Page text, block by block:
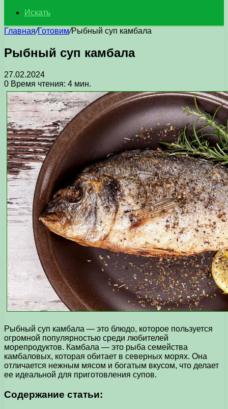
Искать
Главная/Готовим/Рыбный суп камбала
Рыбный суп камбала
27.02.2024
0 Время чтения: 4 мин.
Рыбный суп камбала — это блюдо, которое пользуется
огромной популярностью среди любителей
морепродуктов. Камбала — это рыба семейства
камбаловых, которая обитает в северных морях. Она
отличается нежным мясом и богатым вкусом, что делает
ее идеальной для приготовления супов.
Содержание статьи: